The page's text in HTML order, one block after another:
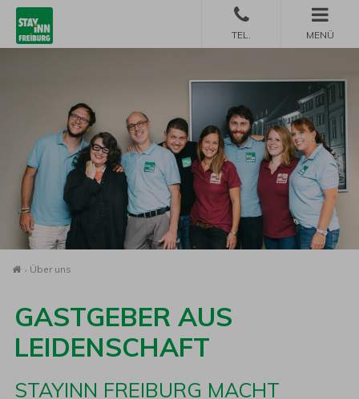
MENÜ
Startseite
Über uns
GASTGEBER AUS
LEIDENSCHAFT
STAYINN FREIBURG MACHT